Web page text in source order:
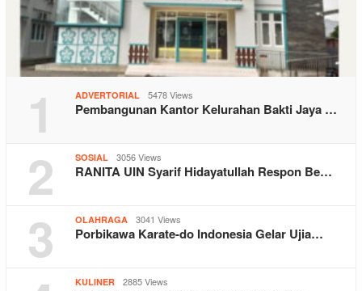
1 ADVERTORIAL 5478 Views
Pembangunan Kantor Kelurahan Bakti Jaya …
2 SOSIAL 3056 Views
RANITA UIN Syarif Hidayatullah Respon Be…
3 OLAHRAGA 3041 Views
Porbikawa Karate-do Indonesia Gelar Ujia…
KULINER 2885 Views